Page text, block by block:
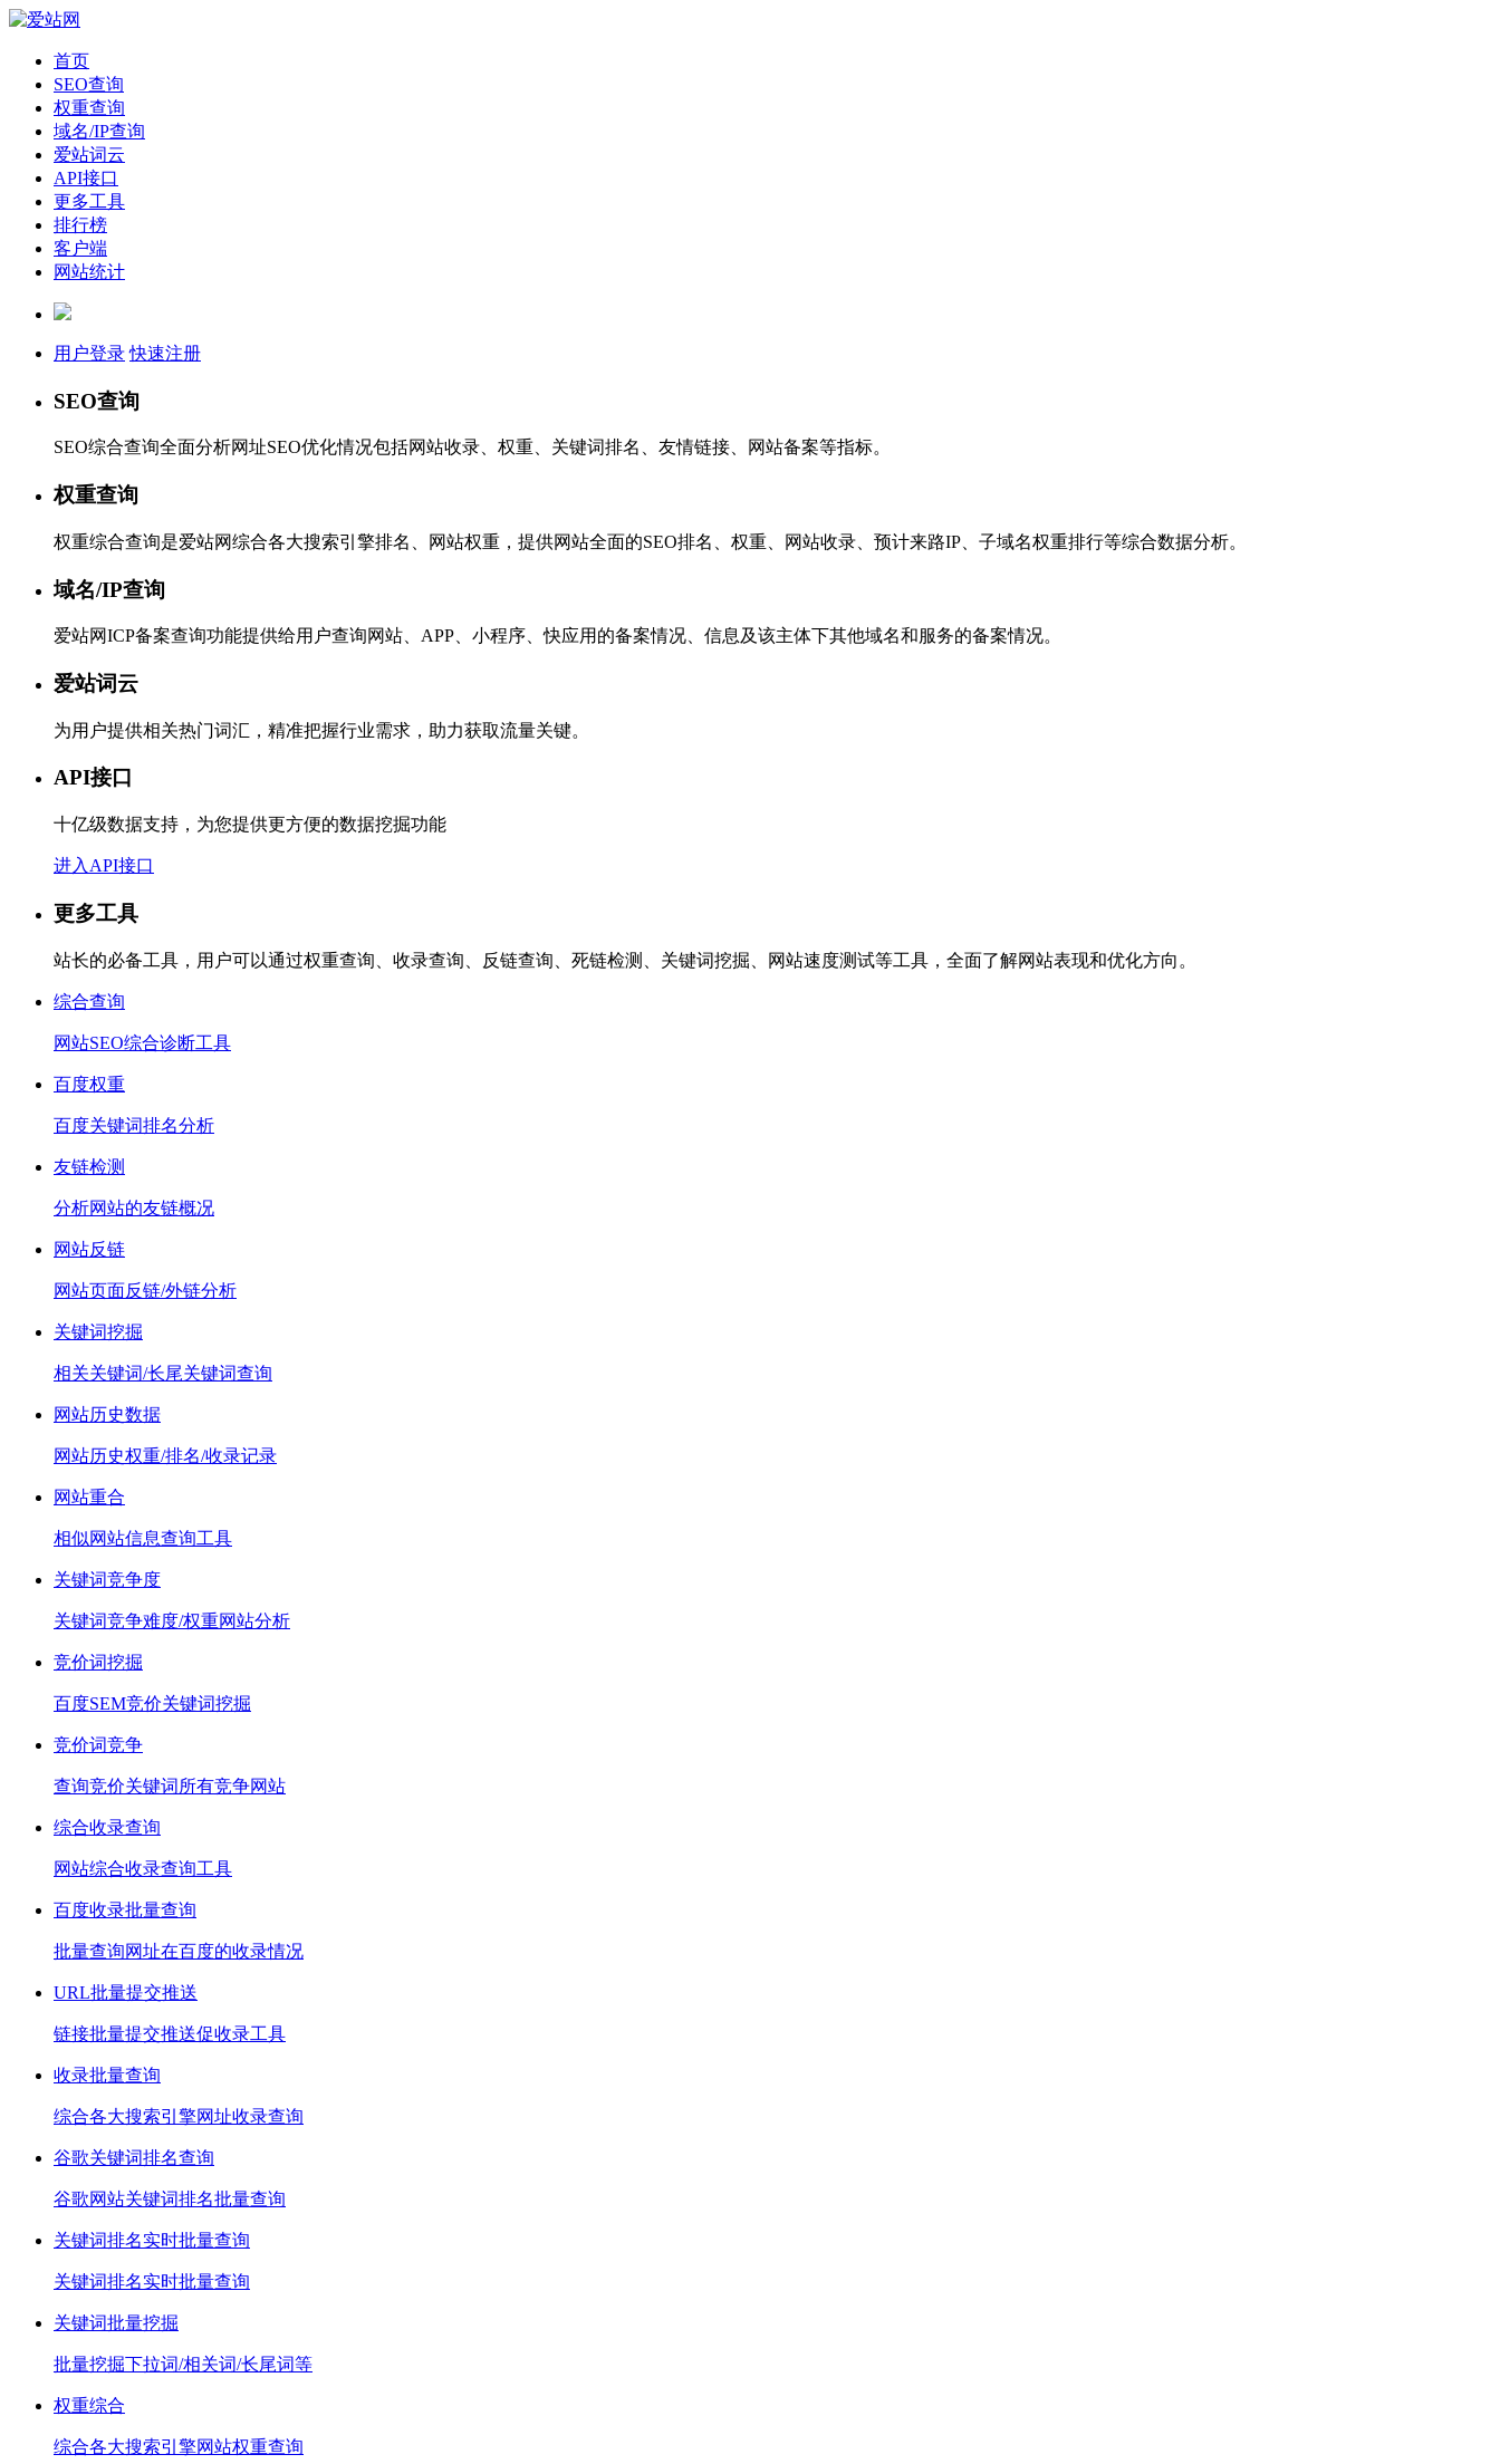
首页
SEO查询
权重查询
域名/IP查询
爱站词云
API接口
更多工具
排行榜
客户端
网站统计
用户登录 快速注册
SEO查询
SEO综合查询全面分析网址SEO优化情况包括网站收录、权重、关键词排名、友情链接、网站备案等指标。
权重查询
权重综合查询是爱站网综合各大搜索引擎排名、网站权重，提供网站全面的SEO排名、权重、网站收录、预计来路IP、子域名权重排行等综合数据分析。
域名/IP查询
爱站网ICP备案查询功能提供给用户查询网站、APP、小程序、快应用的备案情况、信息及该主体下其他域名和服务的备案情况。
爱站词云
为用户提供相关热门词汇，精准把握行业需求，助力获取流量关键。
API接口
十亿级数据支持，为您提供更方便的数据挖掘功能
进入API接口
更多工具
站长的必备工具，用户可以通过权重查询、收录查询、反链查询、死链检测、关键词挖掘、网站速度测试等工具，全面了解网站表现和优化方向。
综合查询
网站SEO综合诊断工具
百度权重
百度关键词排名分析
友链检测
分析网站的友链概况
网站反链
网站页面反链/外链分析
关键词挖掘
相关关键词/长尾关键词查询
网站历史数据
网站历史权重/排名/收录记录
网站重合
相似网站信息查询工具
关键词竞争度
关键词竞争难度/权重网站分析
竞价词挖掘
百度SEM竞价关键词挖掘
竞价词竞争
查询竞价关键词所有竞争网站
综合收录查询
网站综合收录查询工具
百度收录批量查询
批量查询网址在百度的收录情况
URL批量提交推送
链接批量提交推送促收录工具
收录批量查询
综合各大搜索引擎网址收录查询
谷歌关键词排名查询
谷歌网站关键词排名批量查询
关键词排名实时批量查询
关键词排名实时批量查询
关键词批量挖掘
批量挖掘下拉词/相关词/长尾词等
权重综合
综合各大搜索引擎网站权重查询